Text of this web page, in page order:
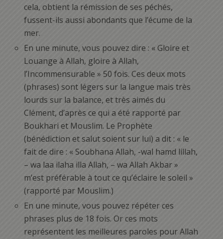
cela, obtient la rémission de ses péchés,
fussent-ils aussi abondants que l’écume de la
mer.
En une minute, vous pouvez dire : « Gloire et
Louange à Allah, gloire à Allah,
l’Incommensurable » 50 fois. Ces deux mots
(phrases) sont légers sur la langue mais très
lourds sur la balance, et très aimés du
Clément, d’après ce qui a été rapporté par
Boukhari et Mouslim. Le Prophète
(bénédiction et salut soient sur lui) a dit : « le
fait de dire : « Soubhana Allah, -wal hamd lillah,
– wa laa ilaha illa Allah, – wa Allah Akbar »
m’est préférable à tout ce qu’éclaire le soleil »
(rapporté par Mouslim.)
En une minute, vous pouvez répéter ces
phrases plus de 18 fois. Or ces mots
représentent les meilleures paroles pour Allah